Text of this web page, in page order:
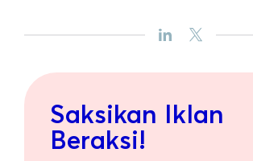
Saksikan Iklan
Beraksi!